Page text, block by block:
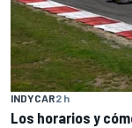
INDYCAR2 h
Los horarios y